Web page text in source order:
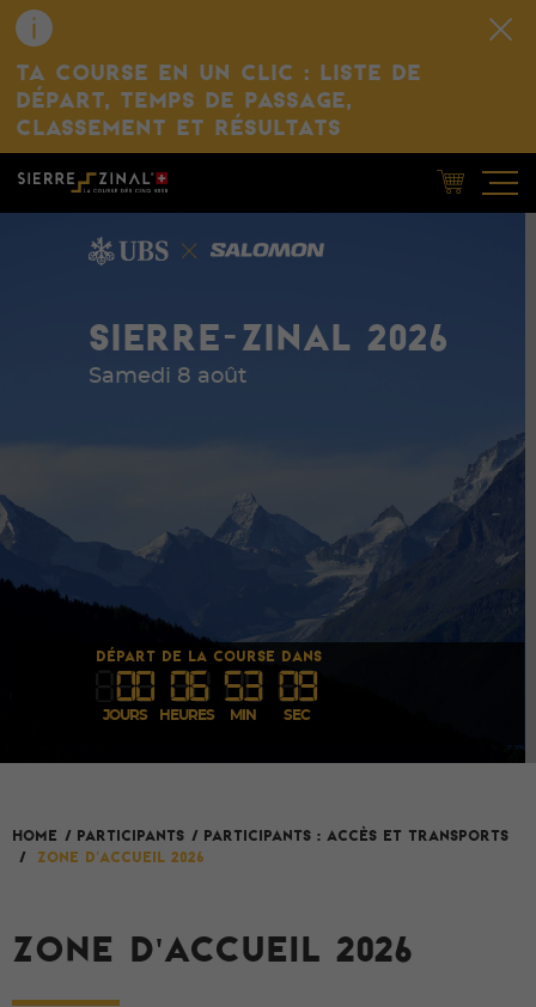
TA COURSE EN UN CLIC : LISTE DE
DÉPART, TEMPS DE PASSAGE,
CLASSEMENT ET RÉSULTATS
SIERRE-ZINAL 2026
Samedi 8 août
DÉPART DE LA COURSE DANS
00 06 53 09
JOURS HEURES MIN SEC
HOME / Participants / Participants : accès et transports
/
Zone d'accueil 2026
ZONE D'ACCUEIL 2026